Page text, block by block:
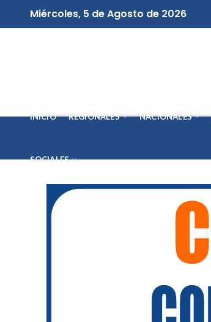
Miércoles, 5 de Agosto de 2026
INICIO REGIONALES NACIONALES
SOCIALES